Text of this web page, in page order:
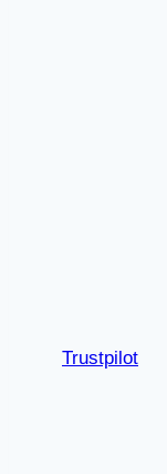
Trustpilot